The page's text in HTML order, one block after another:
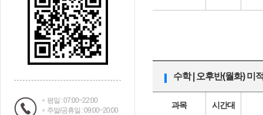
평일 : 07:00~22:00
주말/공휴일 : 09:00~20:00
수학 | 오후반(월화) 미
과목 시간대